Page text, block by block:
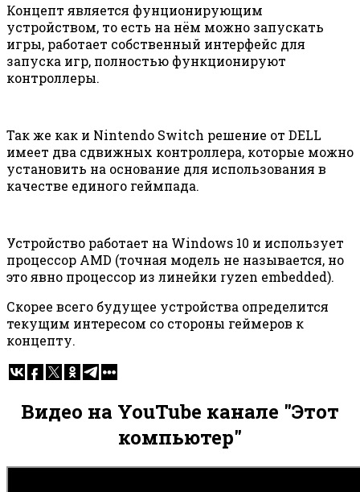
Концепт является фунционирующим
устройством, то есть на нём можно запускать
игры, работает собственный интерфейс для
запуска игр, полностью функционируют
контроллеры.
Так же как и Nintendo Switch решение от DELL
имеет два сдвижных контроллера, которые можно
установить на основание для использования в
качестве единого геймпада.
Устройство работает на Windows 10 и использует
процессор AMD (точная модель не называется, но
это явно процессор из линейки ryzen embedded).
Скорее всего будущее устройства определится
текущим интересом со стороны геймеров к
концепту.
Видео на YouTube канале "Этот
компьютер"